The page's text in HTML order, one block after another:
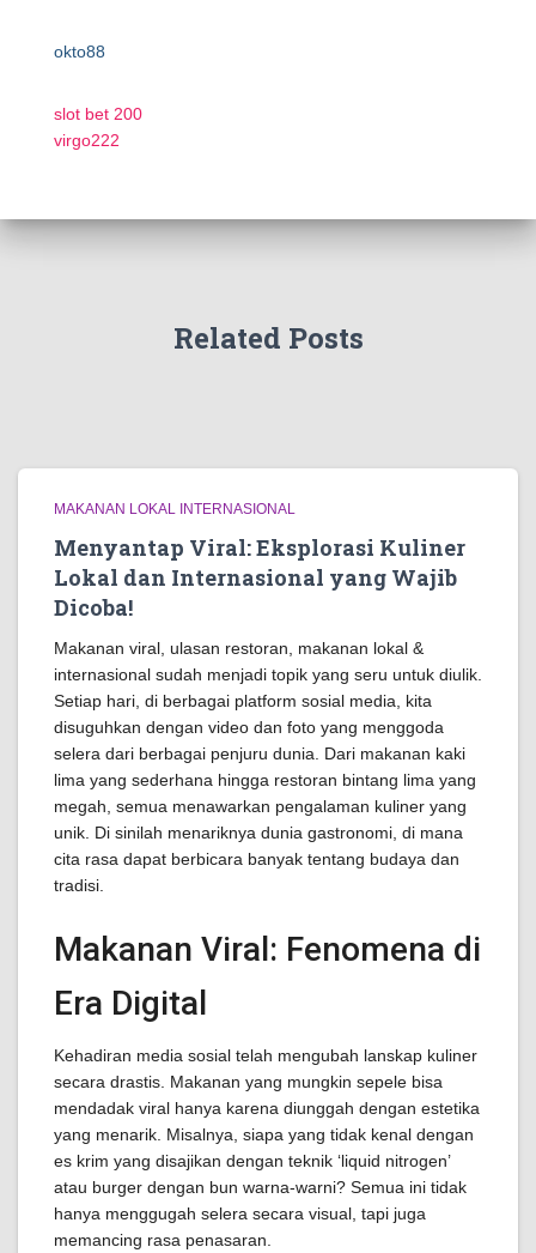
okto88
slot bet 200
virgo222
Related Posts
MAKANAN LOKAL INTERNASIONAL
Menyantap Viral: Eksplorasi Kuliner
Lokal dan Internasional yang Wajib
Dicoba!
Makanan viral, ulasan restoran, makanan lokal &
internasional sudah menjadi topik yang seru untuk diulik.
Setiap hari, di berbagai platform sosial media, kita
disuguhkan dengan video dan foto yang menggoda
selera dari berbagai penjuru dunia. Dari makanan kaki
lima yang sederhana hingga restoran bintang lima yang
megah, semua menawarkan pengalaman kuliner yang
unik. Di sinilah menariknya dunia gastronomi, di mana
cita rasa dapat berbicara banyak tentang budaya dan
tradisi.
Makanan Viral: Fenomena di
Era Digital
Kehadiran media sosial telah mengubah lanskap kuliner
secara drastis. Makanan yang mungkin sepele bisa
mendadak viral hanya karena diunggah dengan estetika
yang menarik. Misalnya, siapa yang tidak kenal dengan
es krim yang disajikan dengan teknik ‘liquid nitrogen’
atau burger dengan bun warna-warni? Semua ini tidak
hanya menggugah selera secara visual, tapi juga
memancing rasa penasaran.